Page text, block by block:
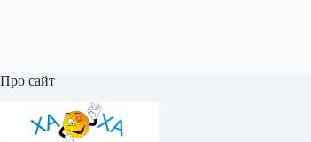
Про сайт